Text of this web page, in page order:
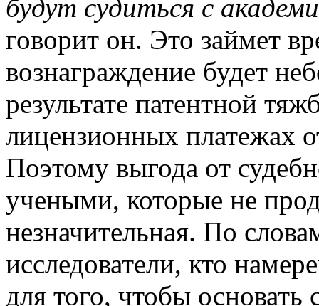
будут судиться с
говорит он. Это займет
вознаграждение будет
результате патентной
лицензионных платежах
Поэтому выгода от
учеными, которые не
незначительная. По
исследователи, кто
для того, чтобы